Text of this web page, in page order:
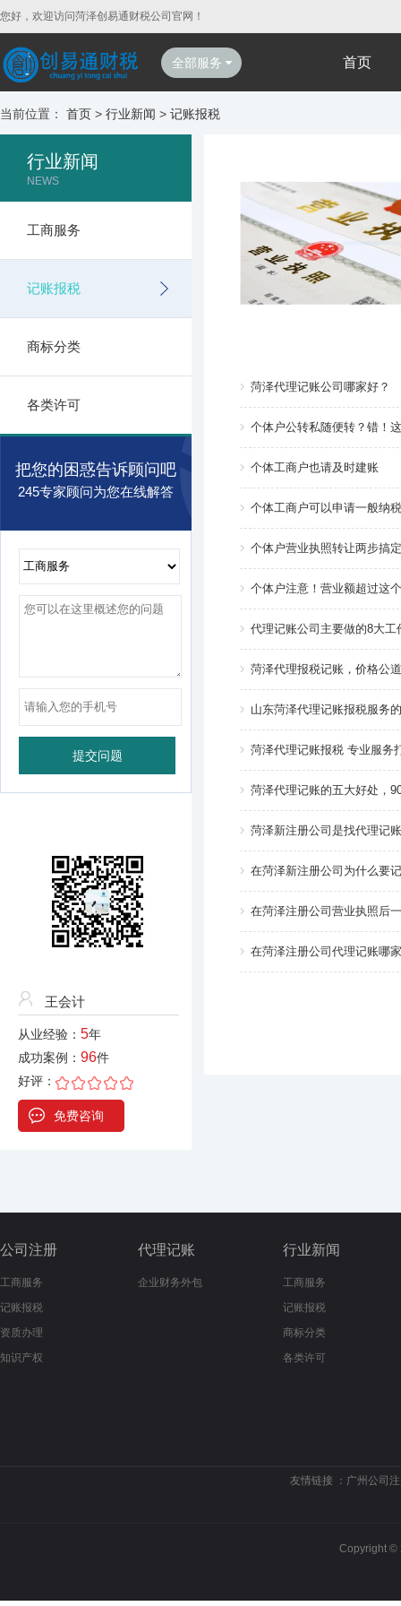
您好，欢迎访问菏泽创易通财税公司官网！
全部服务 首页
当前位置： 首页 > 行业新闻 > 记账报税
行业新闻
NEWS
工商服务
记账报税
商标分类
各类许可
把您的困惑告诉顾问吧
245专家顾问为您在线解答
王会计
从业经验： 5年
成功案例： 96件
好评：
免费咨询
菏泽代理记账公司哪家好？
个体户公转私随便转？错！
个体工商户也请及时建账
个体工商户可以申请一般纳
个体户营业执照转让两步搞
个体户注意！营业额超过这
代理记账公司主要做的8大
菏泽代理报税记账，价格公
山东菏泽代理记账报税服务
菏泽代理记账报税 专业服务
菏泽代理记账的五大好处，
菏泽新注册公司是找代理记
在菏泽新注册公司为什么要
在菏泽注册公司营业执照后
在菏泽注册公司代理记账哪
公司注册
工商服务
记账报税
资质办理
知识产权
代理记账
企业财务外包
行业新闻
工商服务
记账报税
商标分类
各类许可
友情链接 ： 广州公司
Copyright ©